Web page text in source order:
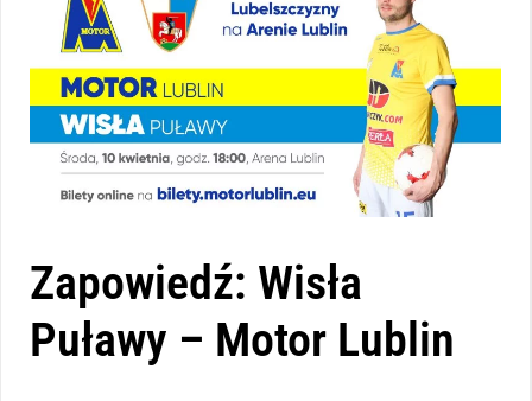
Zapowiedź: Wisła
Puławy – Motor Lublin